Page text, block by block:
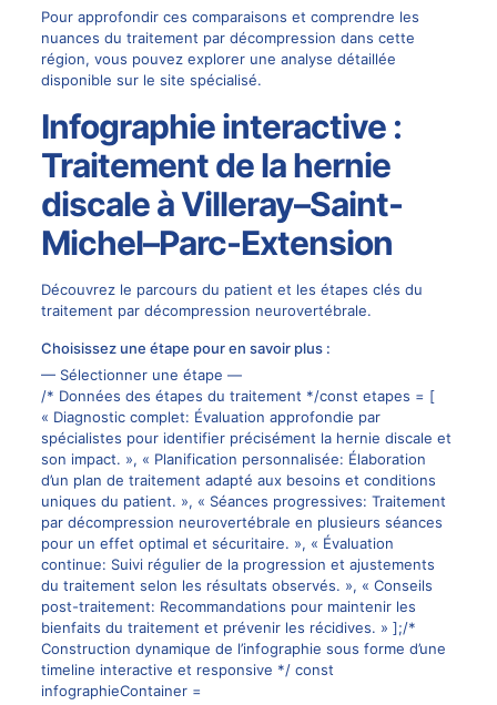
Pour approfondir ces comparaisons et comprendre les
nuances du traitement par décompression dans cette
région, vous pouvez explorer une analyse détaillée
disponible sur le site spécialisé.
Infographie interactive :
Traitement de la hernie
discale à Villeray–Saint-
Michel–Parc-Extension
Découvrez le parcours du patient et les étapes clés du
traitement par décompression neurovertébrale.
Choisissez une étape pour en savoir plus :
— Sélectionner une étape —
/* Données des étapes du traitement */const etapes = [
« Diagnostic complet: Évaluation approfondie par
spécialistes pour identifier précisément la hernie discale et
son impact. », « Planification personnalisée: Élaboration
d’un plan de traitement adapté aux besoins et conditions
uniques du patient. », « Séances progressives: Traitement
par décompression neurovertébrale en plusieurs séances
pour un effet optimal et sécuritaire. », « Évaluation
continue: Suivi régulier de la progression et ajustements
du traitement selon les résultats observés. », « Conseils
post-traitement: Recommandations pour maintenir les
bienfaits du traitement et prévenir les récidives. » ];/*
Construction dynamique de l’infographie sous forme d’une
timeline interactive et responsive */ const
infographieContainer =